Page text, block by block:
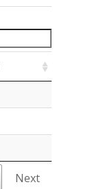
Next